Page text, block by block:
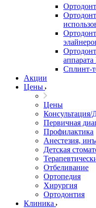
Сплинт-
Акции
Цены
Цены
Консультация/
Первичная
Профилактика
Анестезия,
Детская
Отбеливание
Ортопедия
Хирургия
Ортодонтия
Клиника